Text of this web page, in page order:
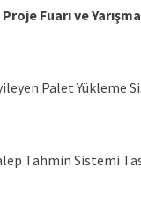
Fuarı ve
Palet Yükleme
Tahmin Sistemi